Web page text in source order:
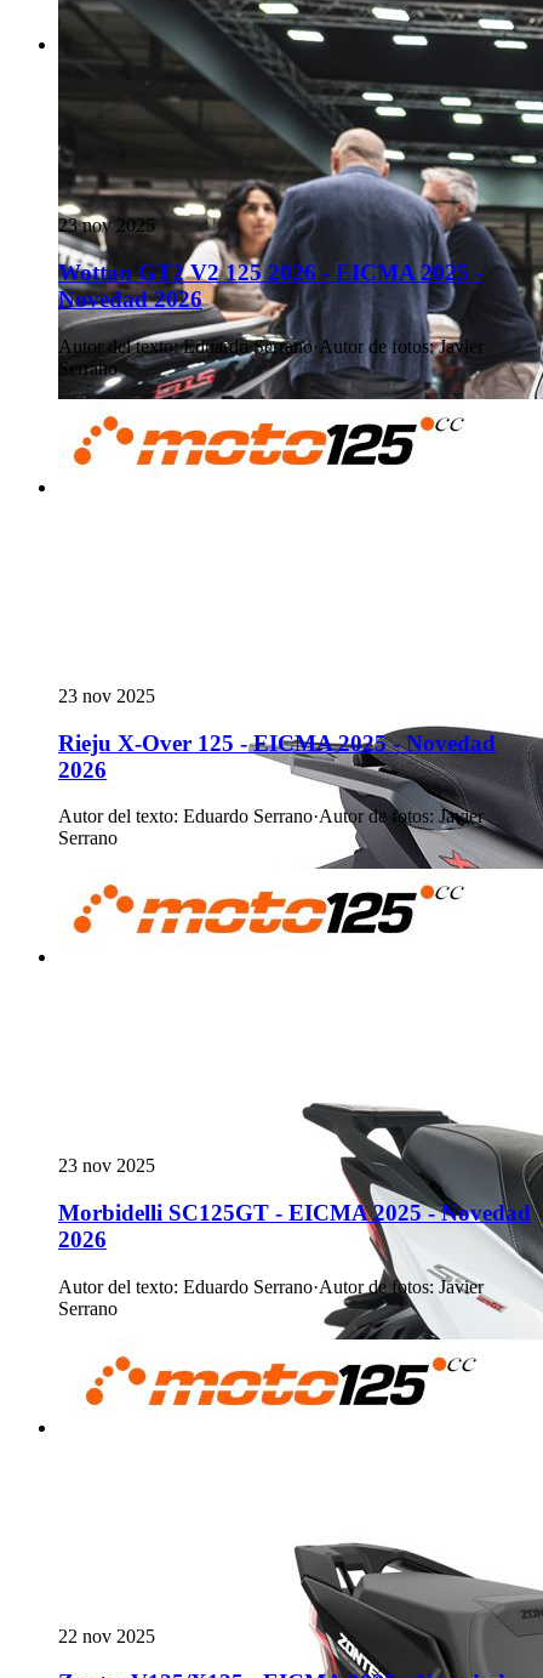
23 nov 2025
Wottan GT2 V2 125 2026 - EICMA 2025 -
Novedad 2026
Autor del texto: Eduardo Serrano·Autor de fotos: Javier
Serrano
23 nov 2025
Rieju X-Over 125 - EICMA 2025 - Novedad
2026
Autor del texto: Eduardo Serrano·Autor de fotos: Javier
Serrano
23 nov 2025
Morbidelli SC125GT - EICMA 2025 - Novedad
2026
Autor del texto: Eduardo Serrano·Autor de fotos: Javier
Serrano
22 nov 2025